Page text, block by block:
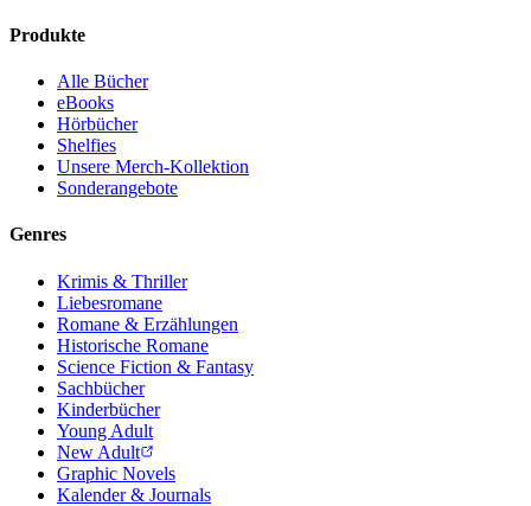
Produkte
Alle Bücher
eBooks
Hörbücher
Shelfies
Unsere Merch-Kollektion
Sonderangebote
Genres
Krimis & Thriller
Liebesromane
Romane & Erzählungen
Historische Romane
Science Fiction & Fantasy
Sachbücher
Kinderbücher
Young Adult
New Adult
Graphic Novels
Kalender & Journals